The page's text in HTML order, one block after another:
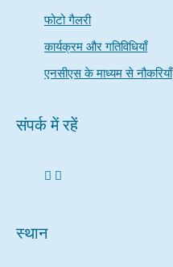
फोटो गैलरी
कार्यक्रम और गतिविधियाँ
एनसीएस के माध्यम से नौकरियाँ
संपर्क में रहें
स्थान